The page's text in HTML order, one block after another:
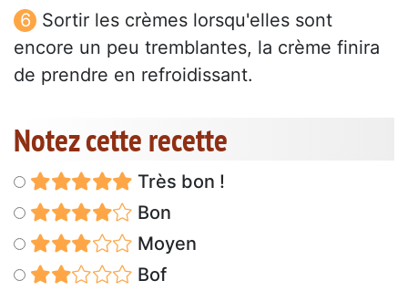
Sortir les crèmes lorsqu'elles sont
encore un peu tremblantes, la crème finira
de prendre en refroidissant.
Notez cette recette
Très bon !
Bon
Moyen
Bof